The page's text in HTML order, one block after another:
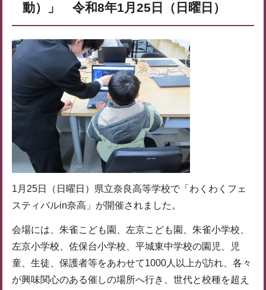
動）」 令和8年1月25日（日曜日）
1月25日（日曜日）県立奈良高等学校で「わくわくフェ
スティバルin奈高」が開催されました。
会場には、朱雀こども園、左京こども園、朱雀小学校、
左京小学校、佐保台小学校、平城東中学校の園児、児
童、生徒、保護者等をあわせて1000人以上が訪れ、各々
が興味関心のある催しの場所へ行き、世代と校種を超え